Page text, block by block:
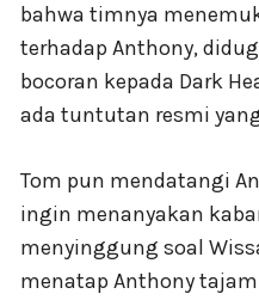
bahwa timnya
terhadap Anthony,
bocoran kepada Dark
ada tuntutan resmi
Tom pun mendatangi
ingin menanyakan
menyinggung soal
menatap Anthony